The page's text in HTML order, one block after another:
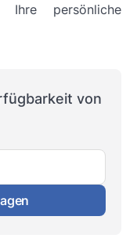
Ihre persönliche
von